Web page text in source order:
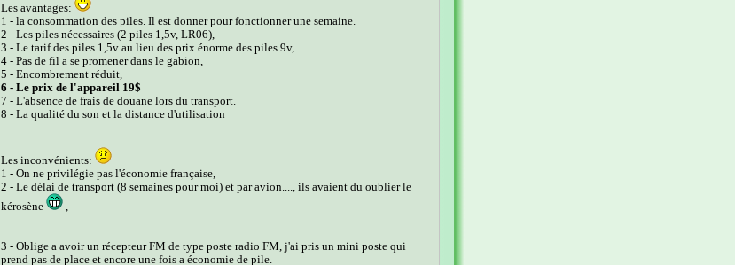
Les avantages:
1 - la consommation des piles. Il est donner pour fonctionner une semaine.
2 - Les piles nécessaires (2 piles 1,5v, LR06),
3 - Le tarif des piles 1,5v au lieu des prix énorme des piles 9v,
4 - Pas de fil a se promener dans le gabion,
5 - Encombrement réduit,
6 - Le prix de l'appareil 19$
7 - L'absence de frais de douane lors du transport.
8 - La qualité du son et la distance d'utilisation
Les inconvénients:
1 - On ne privilégie pas l'économie française,
2 - Le délai de transport (8 semaines pour moi) et par avion...., ils avaient du oublier le
kérosène
,
3 - Oblige a avoir un récepteur FM de type poste radio FM, j'ai pris un mini poste qui
prend pas de place et encore une fois a économie de pile.